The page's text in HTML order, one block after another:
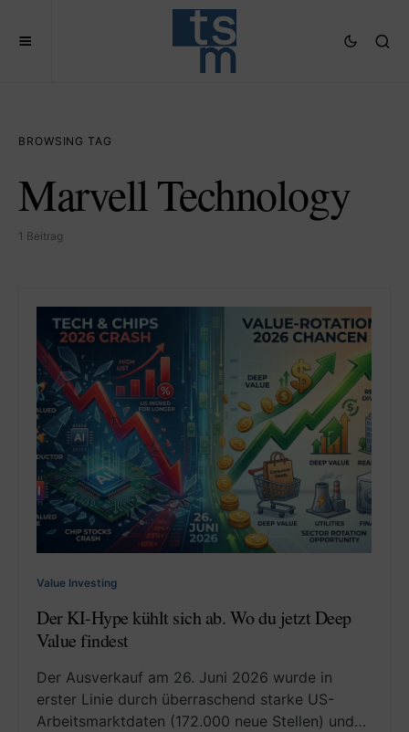
BROWSING TAG
Marvell Technology
1 Beitrag
Value Investing
Der KI-Hype kühlt sich ab. Wo du jetzt Deep
Value findest
Der Ausverkauf am 26. Juni 2026 wurde in
erster Linie durch überraschend starke US-
Arbeitsmarktdaten (172.000 neue Stellen) und…